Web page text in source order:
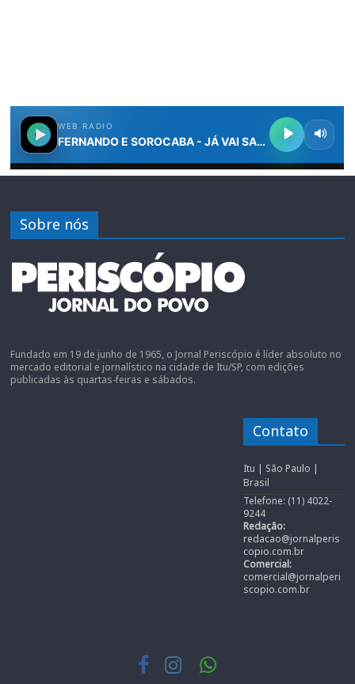
Sobre nós
Fundado em 19 de junho de 1965, o Jornal Periscópio é líder absoluto no
mercado editorial e jornalístico na cidade de Itu/SP, com edições
publicadas às quartas-feiras e sábados.
Contato
Itu | São Paulo |
Brasil
Telefone: (11) 4022-
9244
Redação:
redacao@jornalperis
copio.com.br
Comercial:
comercial@jornalperi
scopio.com.br